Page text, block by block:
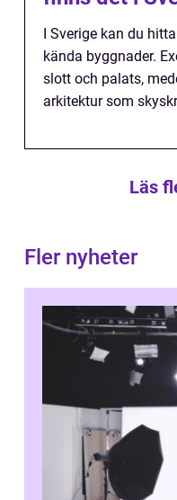
I Sverige kan du
kända byggnader.
slott och palats,
arkitektur som
Läs
Fler nyheter